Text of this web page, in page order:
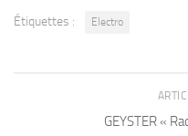
Étiquettes : Electro
GEYSTER «